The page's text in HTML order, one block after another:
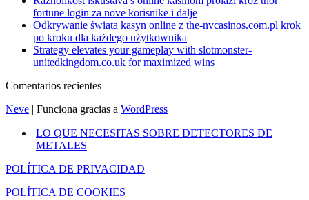
fortune login za nove korisnike i dalje
Odkrywanie świata kasyn online z the-nvcasinos.com.pl krok
po kroku dla każdego użytkownika
Strategy elevates your gameplay with slotmonster-
unitedkingdom.co.uk for maximized wins
Comentarios recientes
Neve | Funciona gracias a WordPress
LO QUE NECESITAS SOBRE DETECTORES DE
METALES
POLÍTICA DE PRIVACIDAD
POLÍTICA DE COOKIES